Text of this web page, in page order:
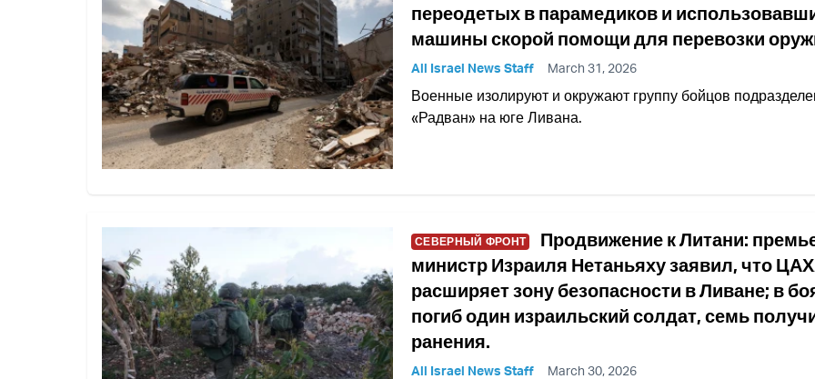
переодетых в парамедиков и
машины скорой помощи для перевозки
All Israel News Staff March 31, 2026
Военные изолируют и окружают группу бойцов
«Радван» на юге Ливана.
СЕВЕРНЫЙ ФРОНТ
Продвижение к Литани:
министр Израиля Нетаньяху заявил, что
расширяет зону безопасности в Ливане; в
погиб один израильский солдат, семь
ранения.
All Israel News Staff March 30, 2026